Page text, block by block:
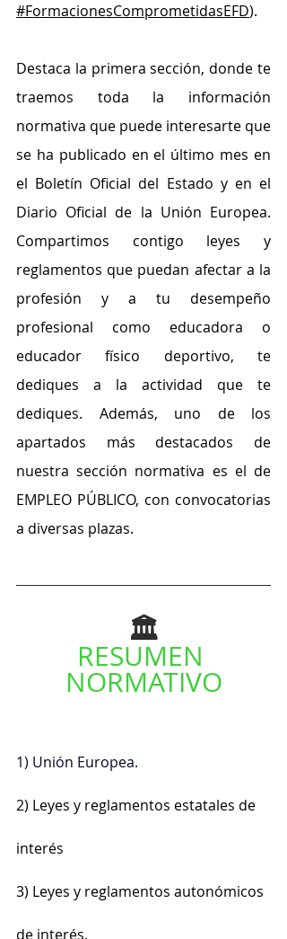
#FormacionesComprometidasEFD).
Destaca la primera sección, donde te
traemos toda la información
normativa que puede interesarte que
se ha publicado en el último mes en
el Boletín Oficial del Estado y en el
Diario Oficial de la Unión Europea.
Compartimos contigo leyes y
reglamentos que puedan afectar a la
profesión y a tu desempeño
profesional como educadora o
educador físico deportivo, te
dediques a la actividad que te
dediques. Además, uno de los
apartados más destacados de
nuestra sección normativa es el de
EMPLEO PÚBLICO, con convocatorias
a diversas plazas.
🏛️
RESUMEN
NORMATIVO
1) Unión Europea.
2) Leyes y reglamentos estatales de
interés
3) Leyes y reglamentos autonómicos
de interés.